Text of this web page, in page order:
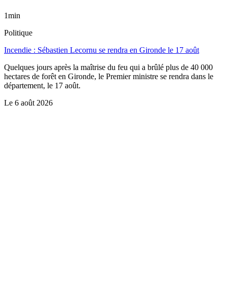
1min
Politique
Incendie : Sébastien Lecornu se rendra en Gironde le 17 août
Quelques jours après la maîtrise du feu qui a brûlé plus de 40 000
hectares de forêt en Gironde, le Premier ministre se rendra dans le
département, le 17 août.
Le 6 août 2026